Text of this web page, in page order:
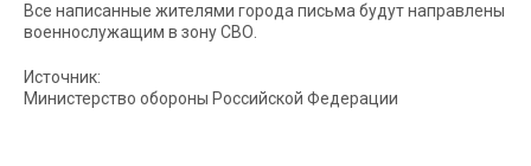
Все написанные жителями города письма будут направлены
военнослужащим в зону СВО.
Источник:
Министерство обороны Российской Федерации